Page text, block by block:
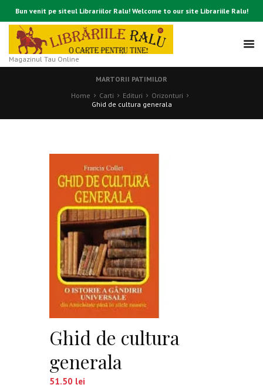
Bun venit pe siteul Librariilor Ralu! Welcome to our site Librariile Ralu!
Magazinul Tau Online
MARTORII PATIMILOR
Home
Carti Edituri
Orizonturi
Ghid de cultura generala
Ghid de cultura
generala
51.50 lei